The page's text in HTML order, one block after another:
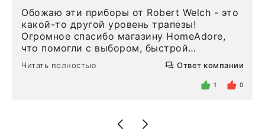
Обожаю эти приборы от Robert Welch - это
какой-то другой уровень трапезы!
Огромное спасибо магазину HomeAdore,
что помогли с выбором, быстрой
доставкой и высоким сервисом. Один раз
была здесь лично, забирала чайные ложки,
внутри очень много антикварной посуды,
Позже заказывала остальные приборы -
доставили сдэком на следующий день к
Читать полностью Ответ компании
1 0